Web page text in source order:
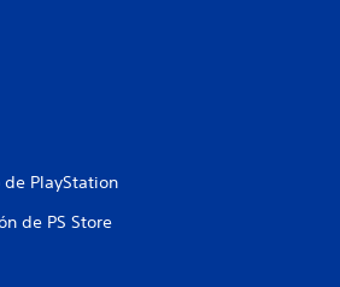
PlayStation
de PS Store